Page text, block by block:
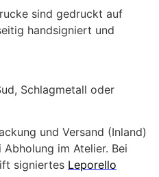
sind gedruckt auf
handsigniert und
Schlagmetall oder
und Versand (Inland)
im Atelier. Bei
signiertes Leporello